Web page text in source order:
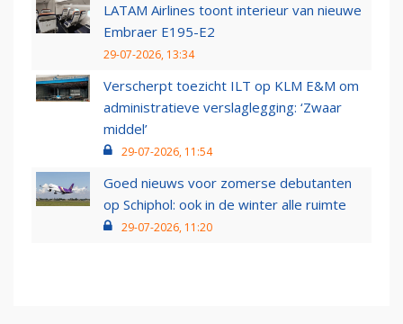
LATAM Airlines toont interieur van nieuwe
Embraer E195-E2
29-07-2026, 13:34
Verscherpt toezicht ILT op KLM E&M om
administratieve verslaglegging: ‘Zwaar
middel’
29-07-2026, 11:54
Goed nieuws voor zomerse debutanten
op Schiphol: ook in de winter alle ruimte
29-07-2026, 11:20